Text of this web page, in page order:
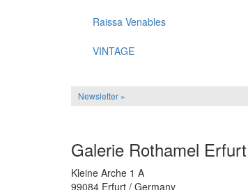
Raissa Venables
VINTAGE
Newsletter »
Galerie Rothamel Erfurt
Kleine Arche 1 A
99084 Erfurt / Germany